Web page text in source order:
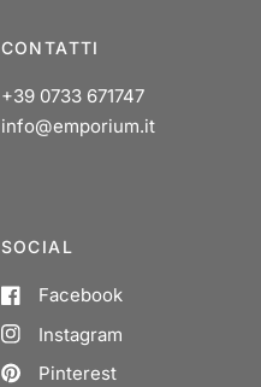
CONTATTI
+39 0733 671747
info@emporium.it
SOCIAL
Facebook
Instagram
Pinterest